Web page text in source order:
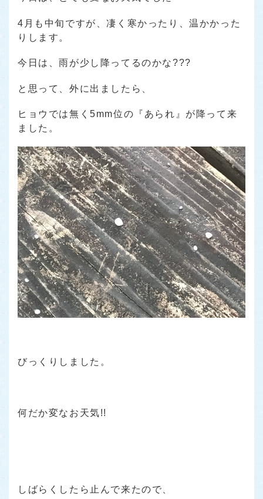
4月も中旬ですが、凄く寒かったり、温かかった
りします。
今日は、雨が少し降ってるのかな???
と思って、外に出ましたら、
ヒョウでは無く5mm位の『あられ』が降って来
ました。
びっくりしました。
何だか変なお天気!!
しばらくしたら止んで来たので、